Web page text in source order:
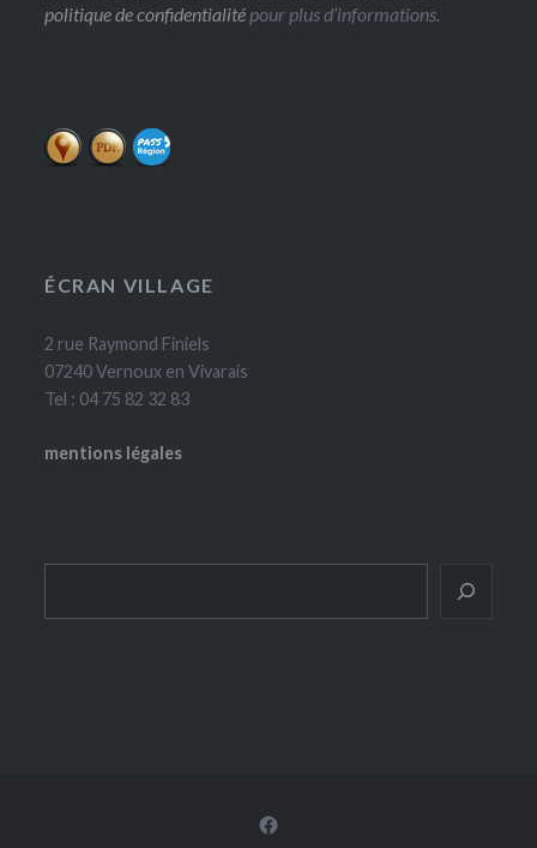
politique de confidentialité pour plus d’informations.
ÉCRAN VILLAGE
2 rue Raymond Finiels
07240 Vernoux en Vivarais
Tel : 04 75 82 32 83
mentions légales
Facebook